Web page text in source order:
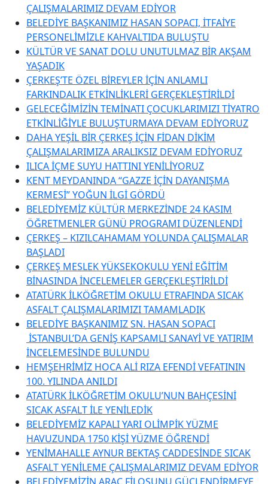
ÇALIŞMALARIMIZ DEVAM EDİYOR
BELEDİYE BAŞKANIMIZ HASAN SOPACI, İTFAİYE
PERSONELİMİZLE KAHVALTIDA BULUŞTU
KÜLTÜR VE SANAT DOLU UNUTULMAZ BİR AKŞAM
YAŞADIK
ÇERKEŞ’TE ÖZEL BİREYLER İÇİN ANLAMLI
FARKINDALIK ETKİNLİKLERİ GERÇEKLEŞTİRİLDİ
GELECEĞİMİZİN TEMİNATI ÇOCUKLARIMIZI TİYATRO
ETKİNLİĞİYLE BULUŞTURMAYA DEVAM EDİYORUZ
DAHA YEŞİL BİR ÇERKEŞ İÇİN FİDAN DİKİM
ÇALIŞMALARIMIZA ARALIKSIZ DEVAM EDİYORUZ
ILICA İÇME SUYU HATTINI YENİLİYORUZ
KENT MEYDANINDA “GAZZE İÇİN DAYANIŞMA
KERMESİ” YOĞUN İLGİ GÖRDÜ
BELEDİYEMİZ KÜLTÜR MERKEZİNDE 24 KASIM
ÖĞRETMENLER GÜNÜ PROGRAMI DÜZENLENDİ
ÇERKEŞ – KIZILCAHAMAM YOLUNDA ÇALIŞMALAR
BAŞLADI
ÇERKEŞ MESLEK YÜKSEKOKULU YENİ EĞİTİM
BİNASINDA İNCELEMELER GERÇEKLEŞTİRİLDİ
ATATÜRK İLKÖĞRETİM OKULU ETRAFINDA SICAK
ASFALT ÇALIŞMALARIMIZI TAMAMLADIK
BELEDİYE BAŞKANIMIZ SN. HASAN SOPACI
İSTANBUL’DA GENİŞ KAPSAMLI SANAYİ VE YATIRIM
İNCELEMESİNDE BULUNDU
HEMŞEHRİMİZ HOCA ALİ RIZA EFENDİ VEFATININ
100. YILINDA ANILDI
ATATÜRK İLKÖĞRETİM OKULU’NUN BAHÇESİNİ
SICAK ASFALT İLE YENİLEDİK
BELEDİYEMİZ KAPALI YARI OLİMPİK YÜZME
HAVUZUNDA 1750 KİŞİ YÜZME ÖĞRENDİ
YENİMAHALLE AYNUR BEKTAŞ CADDESİNDE SICAK
ASFALT YENİLEME ÇALIŞMALARIMIZ DEVAM EDİYOR